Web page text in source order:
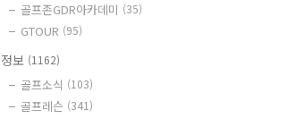
골프존GDR아카데미 (35)
GTOUR (95)
정보 (1162)
골프소식 (103)
골프레슨 (341)